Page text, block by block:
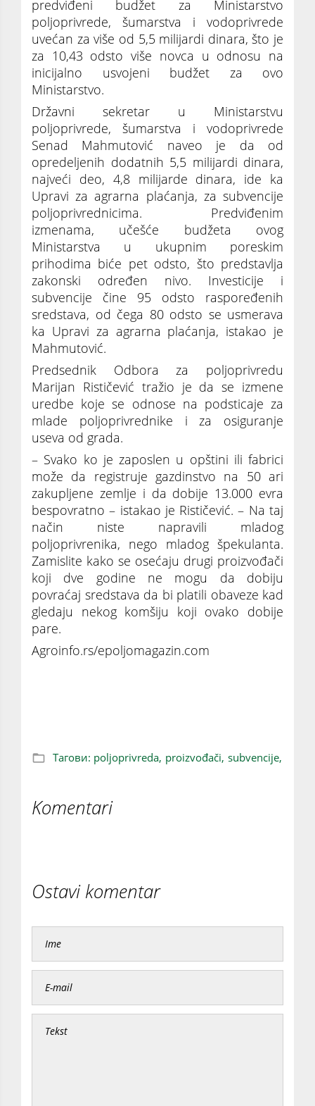
predviđeni budžet za Ministarstvo
poljoprivrede, šumarstva i vodoprivrede
uvećan za više od 5,5 milijardi dinara, što je
za 10,43 odsto više novca u odnosu na
inicijalno usvojeni budžet za ovo
Ministarstvo.
Državni sekretar u Ministarstvu
poljoprivrede, šumarstva i vodoprivrede
Senad Mahmutović naveo je da od
opredeljenih dodatnih 5,5 milijardi dinara,
najveći deo, 4,8 milijarde dinara, ide ka
Upravi za agrarna plaćanja, za subvencije
poljoprivrednicima. Predviđenim
izmenama, učešće budžeta ovog
Ministarstva u ukupnim poreskim
prihodima biće pet odsto, što predstavlja
zakonski određen nivo. Investicije i
subvencije čine 95 odsto raspoređenih
sredstava, od čega 80 odsto se usmerava
ka Upravi za agrarna plaćanja, istakao je
Mahmutović.
Predsednik Odbora za poljoprivredu
Marijan Rističević tražio je da se izmene
uredbe koje se odnose na podsticaje za
mlade poljoprivrednike i za osiguranje
useva od grada.
– Svako ko je zaposlen u opštini ili fabrici
može da registruje gazdinstvo na 50 ari
zakupljene zemlje i da dobije 13.000 evra
bespovratno – istakao je Rističević. – Na taj
način niste napravili mladog
poljoprivrenika, nego mladog špekulanta.
Zamislite kako se osećaju drugi proizvođači
koji dve godine ne mogu da dobiju
povraćaj sredstava da bi platili obaveze kad
gledaju nekog komšiju koji ovako dobije
pare.
Agroinfo.rs/epoljomagazin.com
Тагови: poljoprivreda, proizvođači, subvencije,
Komentari
Ostavi komentar